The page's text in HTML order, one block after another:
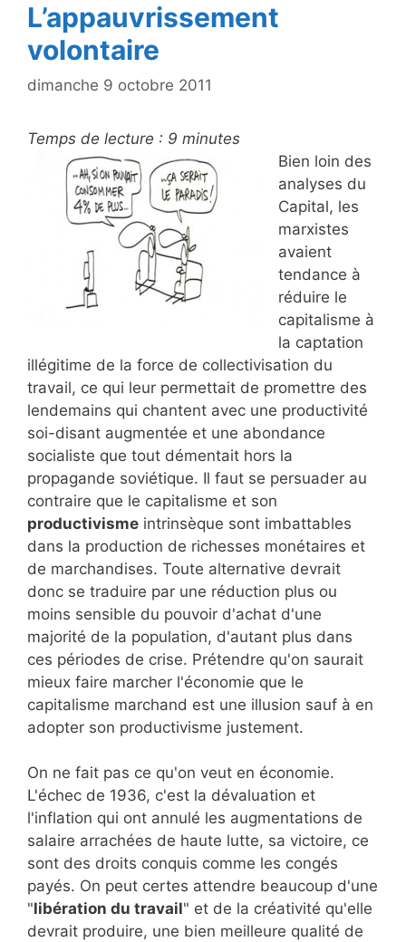
L’appauvrissement
volontaire
dimanche 9 octobre 2011
Temps de lecture : 9 minutes
Bien loin des
analyses du
Capital, les
marxistes
avaient
tendance à
réduire le
capitalisme à
la captation
illégitime de la force de collectivisation du
travail, ce qui leur permettait de promettre des
lendemains qui chantent avec une productivité
soi-disant augmentée et une abondance
socialiste que tout démentait hors la
propagande soviétique. Il faut se persuader au
contraire que le capitalisme et son
productivisme intrinsèque sont imbattables
dans la production de richesses monétaires et
de marchandises. Toute alternative devrait
donc se traduire par une réduction plus ou
moins sensible du pouvoir d'achat d'une
majorité de la population, d'autant plus dans
ces périodes de crise. Prétendre qu'on saurait
mieux faire marcher l'économie que le
capitalisme marchand est une illusion sauf à en
adopter son productivisme justement.
On ne fait pas ce qu'on veut en économie.
L'échec de 1936, c'est la dévaluation et
l'inflation qui ont annulé les augmentations de
salaire arrachées de haute lutte, sa victoire, ce
sont des droits conquis comme les congés
payés. On peut certes attendre beaucoup d'une
"libération du travail" et de la créativité qu'elle
devrait produire, une bien meilleure qualité de